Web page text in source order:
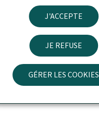
J'ACCEPTE
JE REFUSE
GÉRER LES COOKIES
Pdf
5,51 Mo
(FR, PDF - 5,51 MO)